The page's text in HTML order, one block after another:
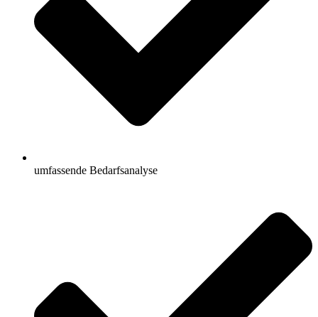
umfassende Bedarfsanalyse